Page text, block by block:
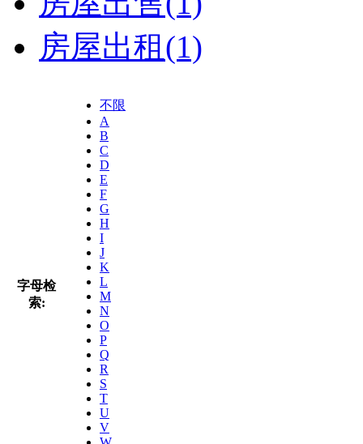
房屋出租(1)
字母检
索:
不限
A
B
C
D
E
F
G
H
I
J
K
L
M
N
O
P
Q
R
S
T
U
V